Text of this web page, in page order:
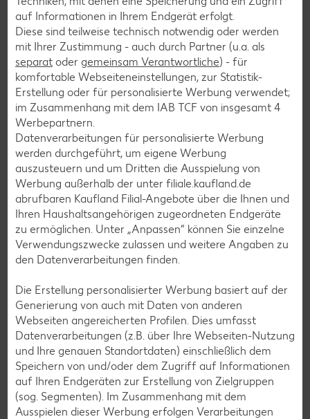
Salat-Rezepte
Spargel-Rezepte
Fleisch-Rezepte
Fisch-Rezepte
Geflügel-Rezepte
Lamm-Rezepte
Grill-Rezepte
Muffin-Rezepte
Apfelkuchen-Rezepte
Torten-Rezepte
Eis-Rezepte
Pfannkuchen-Rezepte
Plätzchen-Rezepte
Smoothie-Rezepte
auf Informationen in Ihrem Endgerät erfolgt.
Diese sind teilweise technisch notwendig oder werden
mit Ihrer Zustimmung - auch durch Partner (u.a. als
separat oder gemeinsam Verantwortliche) - für
komfortable Webseiteneinstellungen, zur Statistik-
Erstellung oder für personalisierte Werbung verwendet;
im Zusammenhang mit dem IAB TCF von insgesamt 4
Werbepartnern.
Datenverarbeitungen für personalisierte Werbung
werden durchgeführt, um eigene Werbung
auszusteuern und um Dritten die Ausspielung von
Werbung außerhalb der unter filiale.kaufland.de
abrufbaren Kaufland Filial-Angebote über die Ihnen und
Ihren Haushaltsangehörigen zugeordneten Endgeräte
zu ermöglichen. Unter „Anpassen“ können Sie einzelne
Verwendungszwecke zulassen und weitere Angaben zu
den Datenverarbeitungen finden.
Die Erstellung personalisierter Werbung basiert auf der
Generierung von auch mit Daten von anderen
Webseiten angereicherten Profilen. Dies umfasst
Datenverarbeitungen (z.B. über Ihre Webseiten-Nutzung
und Ihre genauen Standortdaten) einschließlich dem
Speichern von und/oder dem Zugriff auf Informationen
auf Ihren Endgeräten zur Erstellung von Zielgruppen
(sog. Segmenten). Im Zusammenhang mit dem
Ausspielen dieser Werbung erfolgen Verarbeitungen